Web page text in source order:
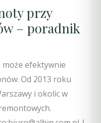
przy
– poradnik
efektywnie
Od 2013 roku
i okolic w